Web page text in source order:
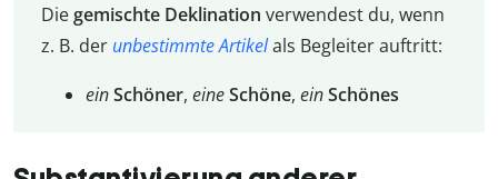
Diegemischte Deklination verwendest du, wenn
z. B. der unbestimmte Artikelals Begleiter auftritt:
einSchöner, eineSchöne, einSchönes